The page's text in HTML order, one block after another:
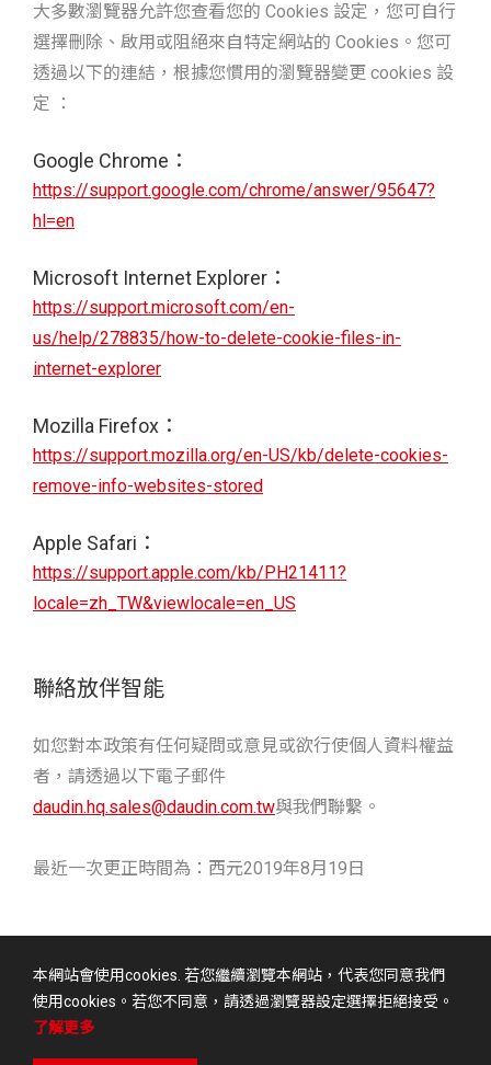
大多數瀏覽器允許您查看您的 Cookies 設定，您可自行
選擇刪除、啟用或阻絕來自特定網站的 Cookies。您可
透過以下的連結，根據您慣用的瀏覽器變更 cookies 設
定 ：
Google Chrome：
https://support.google.com/chrome/answer/95647?
hl=en
Microsoft Internet Explorer：
https://support.microsoft.com/en-
us/help/278835/how-to-delete-cookie-files-in-
internet-explorer
Mozilla Firefox：
https://support.mozilla.org/en-US/kb/delete-cookies-
remove-info-websites-stored
Apple Safari：
https://support.apple.com/kb/PH21411?
locale=zh_TW&viewlocale=en_US
聯絡放伴智能
如您對本政策有任何疑問或意見或欲行使個人資料權益
者，請透過以下電子郵件
daudin.hq.sales@daudin.com.tw與我們聯繫。
最近一次更正時間為：西元2019年8月19日
本網站會使用cookies. 若您繼續瀏覽本網站，代表您同意我們
使用cookies。若您不同意，請透過瀏覽器設定選擇拒絕接受。
了解更多